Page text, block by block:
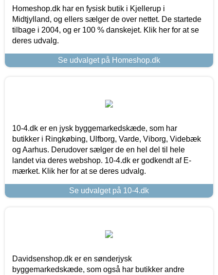
Homeshop.dk har en fysisk butik i Kjellerup i
Midtjylland, og ellers sælger de over nettet. De startede
tilbage i 2004, og er 100 % danskejet. Klik her for at se
deres udvalg.
Se udvalget på Homeshop.dk
10-4.dk er en jysk byggemarkedskæde, som har
butikker i Ringkøbing, Ulfborg, Varde, Viborg, Videbæk
og Aarhus. Derudover sælger de en hel del til hele
landet via deres webshop. 10-4.dk er godkendt af E-
mærket. Klik her for at se deres udvalg.
Se udvalget på 10-4.dk
Davidsenshop.dk er en sønderjysk
byggemarkedskæde, som også har butikker andre